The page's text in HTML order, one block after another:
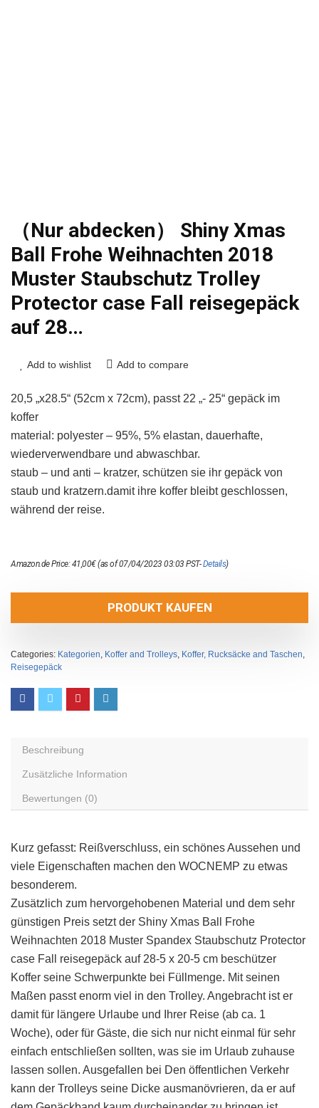
（Nur abdecken） Shiny Xmas
Ball Frohe Weihnachten 2018
Muster Staubschutz Trolley
Protector case Fall reisegepäck
auf 28…
Add to wishlist Add to compare
20,5 „x28.5“ (52cm x 72cm), passt 22 „- 25“ gepäck im
koffer
material: polyester – 95%, 5% elastan, dauerhafte,
wiederverwendbare und abwaschbar.
staub – und anti – kratzer, schützen sie ihr gepäck von
staub und kratzern.damit ihre koffer bleibt geschlossen,
während der reise.
Amazon.de Price:41,00€(as of 07/04/2023 03:03 PST-Details)
PRODUKT KAUFEN
Categories: Kategorien, Koffer and Trolleys, Koffer, Rucksäcke and Taschen,
Reisegepäck
Beschreibung
Zusätzliche Information
Bewertungen (0)
Kurz gefasst: Reißverschluss, ein schönes Aussehen und
viele Eigenschaften machen den WOCNEMP zu etwas
besonderem.
Zusätzlich zum hervorgehobenen Material und dem sehr
günstigen Preis setzt der Shiny Xmas Ball Frohe
Weihnachten 2018 Muster Spandex Staubschutz Protector
case Fall reisegepäck auf 28-5 x 20-5 cm beschützer
Koffer seine Schwerpunkte bei Füllmenge. Mit seinen
Maßen passt enorm viel in den Trolley. Angebracht ist er
damit für längere Urlaube und Ihrer Reise (ab ca. 1
Woche), oder für Gäste, die sich nur nicht einmal für sehr
einfach entschließen sollten, was sie im Urlaub zuhause
lassen sollen. Ausgefallen bei Den öffentlichen Verkehr
kann der Trolleys seine Dicke ausmanövrieren, da er auf